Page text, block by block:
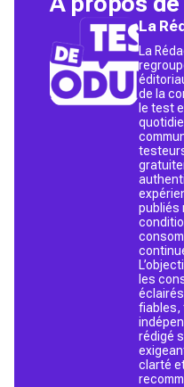
La
La
de la
le test
publiés
les
fiables,
rédigé
clarté